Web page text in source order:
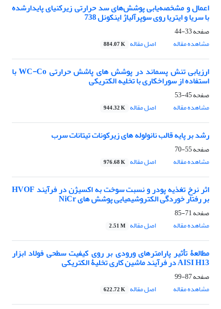
اعمال و مشخصه‌یابی پوشش‌های سد حرارتی زیرکنیای پایدارشده
با سریا و ایتریا روی سوپرآلیاژ اینکونل 738
صفحه33-44
مشاهده مقاله
اصل مقاله 884.07 K
ارزیابی تنش پسماند در پوشش های پاشش حرارتی WC-Co با
استفاده از سوراخکاری با تخلیه الکتریکی
صفحه45-53
مشاهده مقاله
اصل مقاله 944.32 K
رشد بر پایه قالب نانولوله های زیرکونات تیتانات سرب
صفحه55-70
مشاهده مقاله
اصل مقاله 976.68 K
اثر نرخ تغذیه پودر و نسبت سوخت به اکسیژن در فرآیند HVOF
بر رفتار خوردگی الکتروشیمیایی پوشش های NiCr
صفحه71-85
مشاهده مقاله
اصل مقاله 2.51 M
مطالعۀ تأثیر پارامترهای ورودی بر روی کیفیت سطحی فولاد ابزار
AISI H13 در فرآیند ماشین کاری تخلیۀ الکتریکی
صفحه87-99
مشاهده مقاله
اصل مقاله 622.72 K